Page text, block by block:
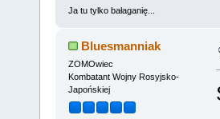
Ja tu tylko bałaganię...
Bluesmanniak
ZOMOwiec
Kombatant Wojny Rosyjsko-
Japońskiej